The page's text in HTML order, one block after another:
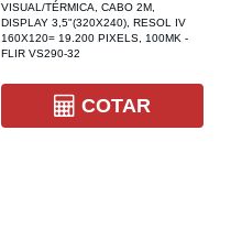
VISUAL/TÉRMICA, CABO 2M,
DISPLAY 3,5"(320X240), RESOL IV
160X120= 19.200 PIXELS, 100MK -
FLIR VS290-32
COTAR